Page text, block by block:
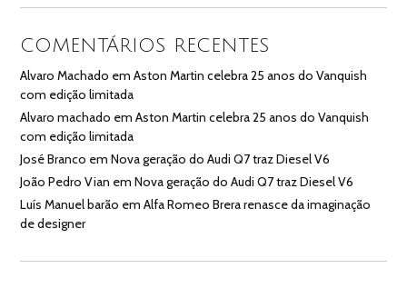
COMENTÁRIOS RECENTES
Alvaro Machado emAston Martin celebra 25 anos do Vanquish
com edição limitada
Alvaro machado emAston Martin celebra 25 anos do Vanquish
com edição limitada
José Branco emNova geração do Audi Q7 traz Diesel V6
João Pedro Vian emNova geração do Audi Q7 traz Diesel V6
Luís Manuel barão emAlfa Romeo Brera renasce da imaginação
de designer